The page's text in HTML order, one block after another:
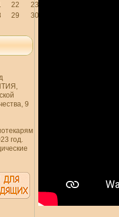
22
23
29
30
9
год.